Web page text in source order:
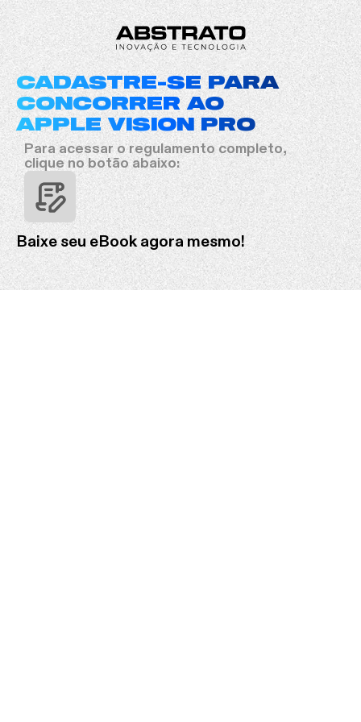
CADASTRE-SE PARA
CONCORRER AO
APPLE VISION PRO
Para acessar o regulamento completo,
clique no botão abaixo:
Baixe seu eBook agora mesmo!